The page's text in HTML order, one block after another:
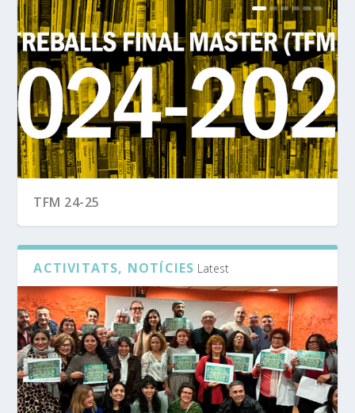
TFM 24-25
ACTIVITATS, NOTÍCIES Latest